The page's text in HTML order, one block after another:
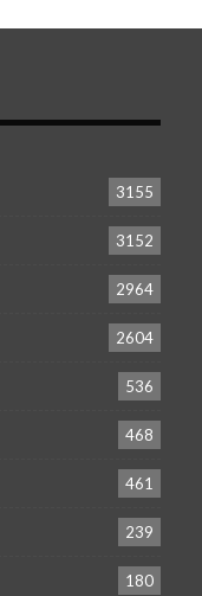
3155
3152
2964
2604
536
468
461
239
180